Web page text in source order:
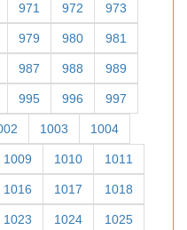
971 972 973
979 980 981
987 988 989
995 996 997
1003 1004
1009 1010 1011
1016 1017 1018
1023 1024 1025